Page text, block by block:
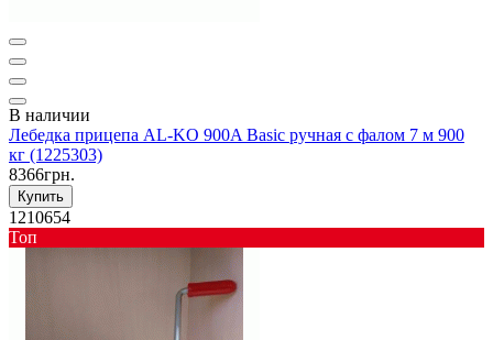
В наличии
Лебедка прицепа AL-KO 900A Basic ручная с фалом 7 м 900
кг (1225303)
8366грн.
Купить
1210654
Toп